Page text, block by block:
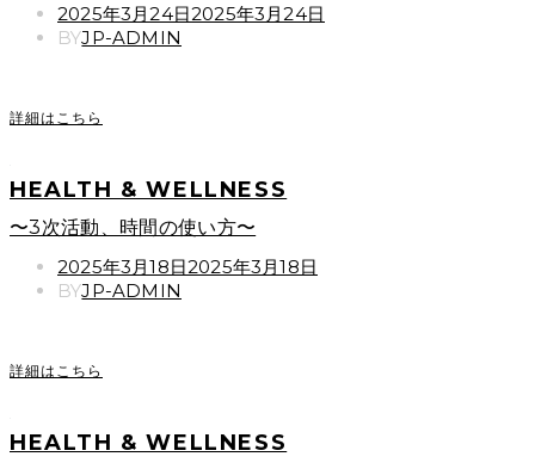
POSTED
ON
2025年3月24日2025年3月24日
BYJP-ADMIN
詳細はこちら
HEALTH & WELLNESS
〜3次活動、時間の使い方〜
POSTED
ON
2025年3月18日2025年3月18日
BYJP-ADMIN
詳細はこちら
HEALTH & WELLNESS